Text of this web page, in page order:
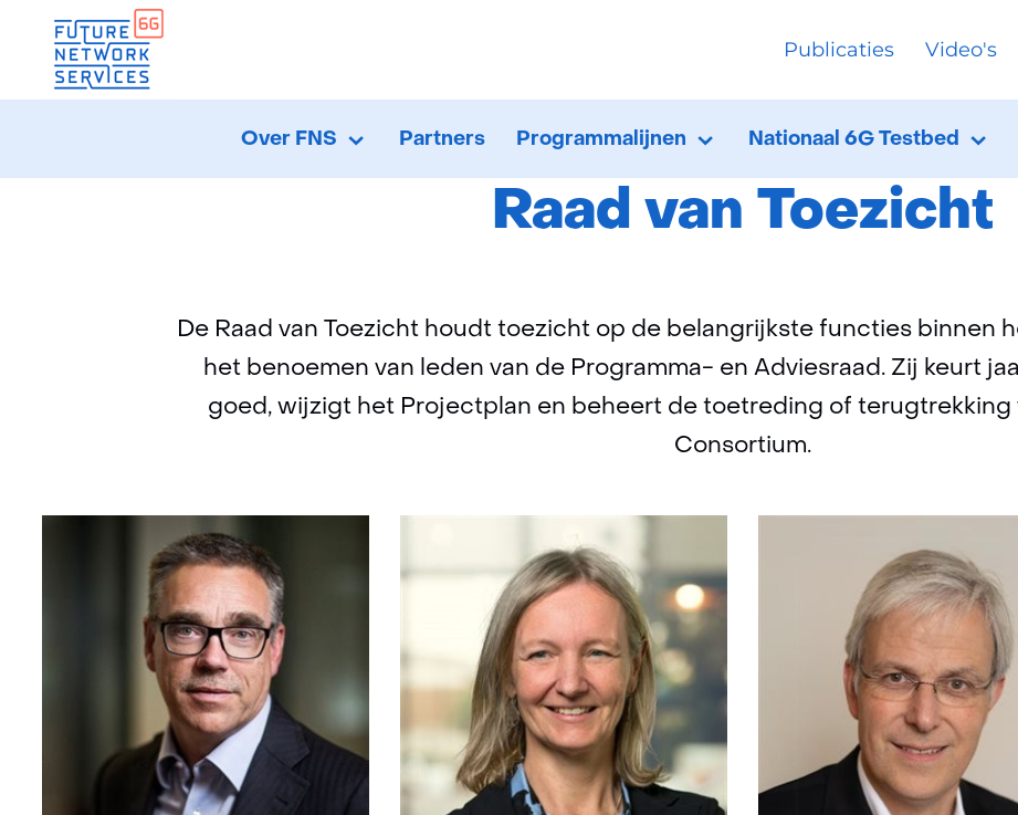
naar
inhoud
Publicaties Video's
Over FNS
Over
FNS
Uitklappen
Partners Programmalijnen Programmalijnen
Uitklappen
Nationaal 6G Testbed
6G
Raad van Toezicht
De Raad van Toezicht houdt toezicht op de belangrijkste functies binnen
het benoemen van leden van de Programma- en Adviesraad. Zij keurt
goed, wijzigt het Projectplan en beheert de toetreding of terugtrekking
Consortium.